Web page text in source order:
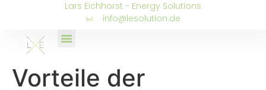
Lars Eichhorst - Energy Solutions
info@lesolution.de
Vorteile der